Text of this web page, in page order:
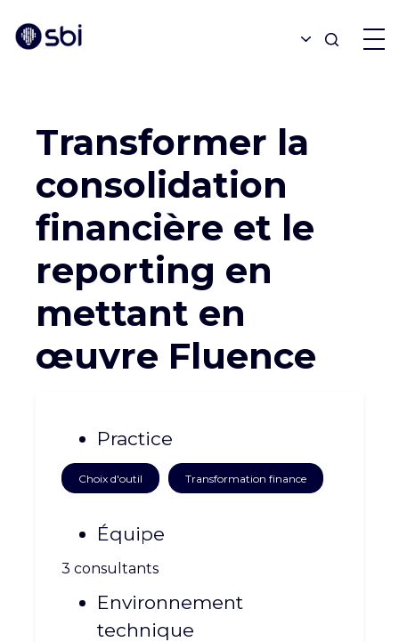
RÉALISATIONS
BLOGUE
À PROPOS
Transformer la
consolidation
financière et le
reporting en
mettant en
œuvre Fluence
Practice
Choix d'outil Transformation finance
Équipe
3 consultants
Environnement
technique